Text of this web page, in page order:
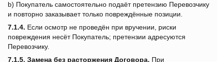
b) Покупатель самостоятельно подаёт претензию Перевозчику
и повторно заказывает только повреждённые позиции.
7.1.4. Если осмотр не проведён при вручении, риски
повреждения несёт Покупатель; претензии адресуются
Перевозчику.
7.1.5. Замена без расторжения Договора. При